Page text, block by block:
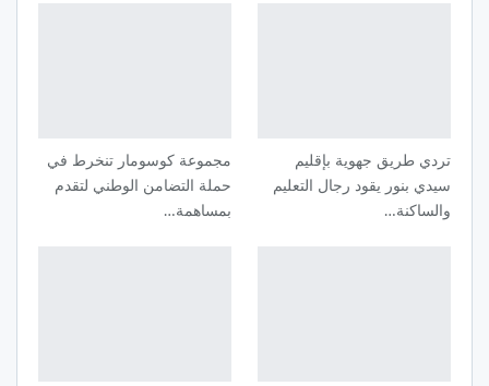
تردي طريق جهوية بإقليم
سيدي بنور يقود رجال التعليم
والساكنة…
مجموعة كوسومار تنخرط في
حملة التضامن الوطني لتقدم
بمساهمة…